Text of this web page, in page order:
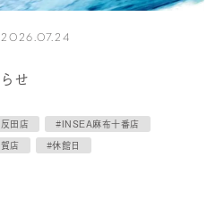
2026.07.24
せ
田店
#INSEA麻布十番店
店 #休館日